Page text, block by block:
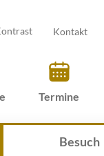
Kontakt
Termine
Besuch